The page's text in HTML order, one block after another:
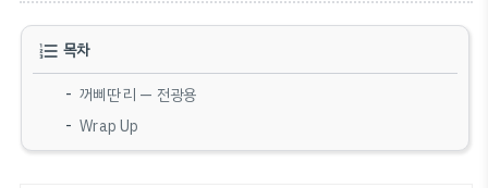
목차
꺼삐딴 리 — 전광용
Wrap Up